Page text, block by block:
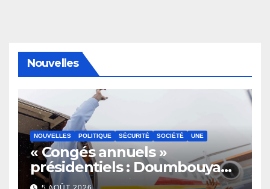
Nouvelles
NOUVELLES POLITIQUE SÉCURITÉ SOCIÉTÉ UNE
« Congés annuels »
présidentiels : Doumbouya
s’envole, l’opposition s’agite,